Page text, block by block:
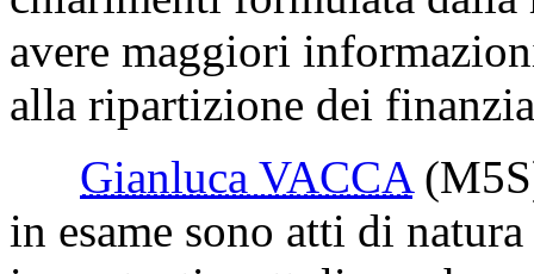
avere maggiori
alla ripartizione dei
Gianluca VACCA
in esame sono atti di